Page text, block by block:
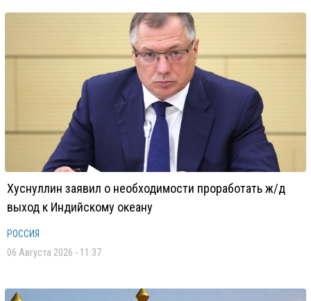
Хуснуллин заявил о необходимости проработать ж/д
выход к Индийскому океану
РОССИЯ
06 Августа 2026 - 11:37